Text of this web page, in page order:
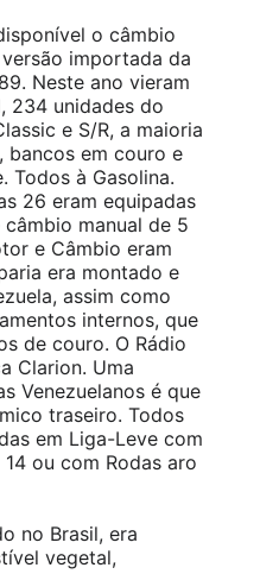
o câmbio
importada da
Neste ano vieram
234 unidades do
e S/R, a maioria
em couro e
Todos à Gasolina.
26 eram equipadas
manual de 5
e Câmbio eram
era montado e
assim como
internos, que
de couro. O Rádio
Clarion. Uma
Venezuelanos é que
traseiro. Todos
em Liga-Leve com
ou com Rodas aro
no Brasil, era
vegetal,